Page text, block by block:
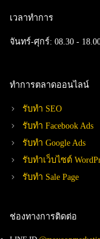
เวลาทำการ
จันทร์-ศุกร์: 08.30 -
ทำการตลาดออนไลน์
รับทำ SEO
รับทำ Facebook Ads
รับทำ Google Ads
รับทำเว็บไซต์
รับทำ Sale Page
ช่องทางการติดต่อ